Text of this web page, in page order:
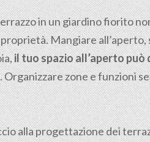
in un giardino fiorito
Mangiare
il tuo spazio all’aperto
zone e funzioni
alla progettazione dei